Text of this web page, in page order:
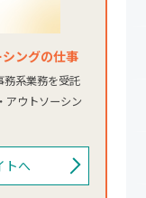
ングの仕事
務系業務を受託
アウトソーシン
トへ